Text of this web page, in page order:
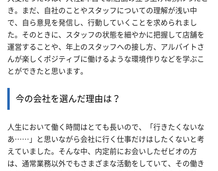
き。まだ、自社のことやスタッフについての理解が浅い中
で、自ら意見を発信し、行動していくことを求められまし
た。そのときに、スタッフの状態を細やかに把握して店舗を
運営することや、年上のスタッフへの接し方、アルバイトさ
んが楽しくポジティブに働けるような環境作りなどを学ぶこ
とができたと思います。
今の会社を選んだ理由は？
人生において働く時間はとても長いので、「行きたくないな
あ……」と思いながら会社に行く仕事だけはしたくないと考
えていました。そんな中、内定前にお会いしたゼビオの方
は、通常業務以外でもさまざまな活動をしていて、その働き